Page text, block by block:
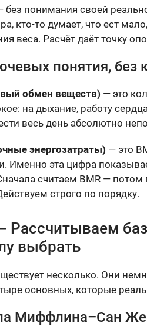
без понимания своей
кто-то думает, что ест
веса. Расчёт даёт точку
понятия, без
обмен веществ) — это
на дыхание, работу
весь день абсолютно
энергозатраты) — это
Именно эта цифра
считаем BMR —
строго по порядку.
Рассчитываем
выбрать
несколько. Они
основных, которые
Миффлина–Сан